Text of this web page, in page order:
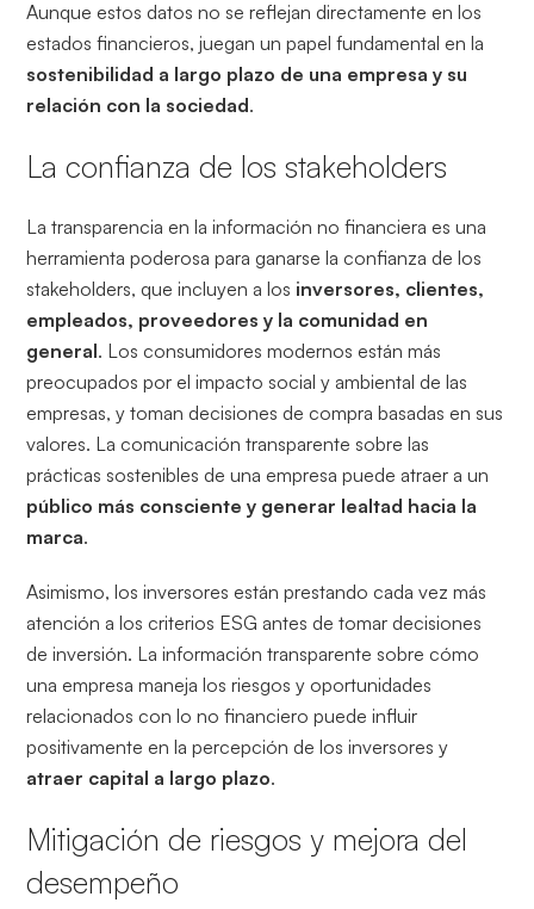
Aunque estos datos no se reflejan directamente en los
estados financieros, juegan un papel fundamental en la
sostenibilidad a largo plazo de una empresa y su
relación con la sociedad.
La confianza de los stakeholders
La transparencia en la información no financiera es una
herramienta poderosa para ganarse la confianza de los
stakeholders, que incluyen a los inversores, clientes,
empleados, proveedores y la comunidad en
general. Los consumidores modernos están más
preocupados por el impacto social y ambiental de las
empresas, y toman decisiones de compra basadas en sus
valores. La comunicación transparente sobre las
prácticas sostenibles de una empresa puede atraer a un
público más consciente y generar lealtad hacia la
marca.
Asimismo, los inversores están prestando cada vez más
atención a los criterios ESG antes de tomar decisiones
de inversión. La información transparente sobre cómo
una empresa maneja los riesgos y oportunidades
relacionados con lo no financiero puede influir
positivamente en la percepción de los inversores y
atraer capital a largo plazo.
Mitigación de riesgos y mejora del
desempeño